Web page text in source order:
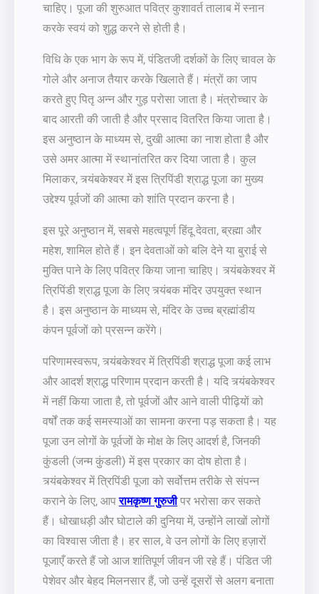
चाहिए। पूजा की शुरुआत पवित्र कुशावर्त तालाब में स्नान
करके स्वयं को शुद्ध करने से होती है।
विधि के एक भाग के रूप में, पंडितजी दर्शकों के लिए चावल के
गोले और अनाज तैयार करके खिलाते हैं। मंत्रों का जाप
करते हुए पितृ अन्न और गुड़ परोसा जाता है। मंत्रोच्चार के
बाद आरती की जाती है और प्रसाद वितरित किया जाता है।
इस अनुष्ठान के माध्यम से, दुखी आत्मा का नाश होता है और
उसे अमर आत्मा में स्थानांतरित कर दिया जाता है। कुल
मिलाकर, त्र्यंबकेश्वर में इस त्रिपिंडी श्राद्ध पूजा का मुख्य
उद्देश्य पूर्वजों की आत्मा को शांति प्रदान करना है।
इस पूरे अनुष्ठान में, सबसे महत्वपूर्ण हिंदू देवता, ब्रह्मा और
महेश, शामिल होते हैं। इन देवताओं को बलि देने या बुराई से
मुक्ति पाने के लिए पवित्र किया जाना चाहिए। त्र्यंबकेश्वर में
त्रिपिंडी श्राद्ध पूजा के लिए त्र्यंबक मंदिर उपयुक्त स्थान
है। इस अनुष्ठान के माध्यम से, मंदिर के उच्च ब्रह्मांडीय
कंपन पूर्वजों को प्रसन्न करेंगे।
परिणामस्वरूप, त्र्यंबकेश्वर में त्रिपिंडी श्राद्ध पूजा कई लाभ
और आदर्श श्राद्ध परिणाम प्रदान करती है। यदि त्र्यंबकेश्वर
में नहीं किया जाता है, तो पूर्वजों और आने वाली पीढ़ियों को
वर्षों तक कई समस्याओं का सामना करना पड़ सकता है। यह
पूजा उन लोगों के पूर्वजों के मोक्ष के लिए आदर्श है, जिनकी
कुंडली (जन्म कुंडली) में इस प्रकार का दोष होता है।
त्र्यंबकेश्वर में त्रिपिंडी पूजा को सर्वोत्तम तरीके से संपन्न
कराने के लिए, आपरामकृष्ण गुरुजीपर भरोसा कर सकते
हैं। धोखाधड़ी और घोटाले की दुनिया में, उन्होंने लाखों लोगों
का विश्वास जीता है। हर साल, वे उन लोगों के लिए हज़ारों
पूजाएँ करते हैं जो आज शांतिपूर्ण जीवन जी रहे हैं। पंडित जी
पेशेवर और बेहद मिलनसार हैं, जो उन्हें दूसरों से अलग बनाता